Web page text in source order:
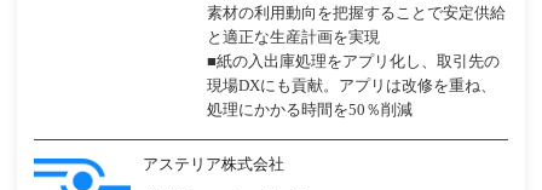
素材の利用動向を把握することで安定供給
と適正な生産計画を実現
■紙の入出庫処理をアプリ化し、取引先の
現場DXにも貢献。アプリは改修を重ね、
処理にかかる時間を50％削減
アステリア株式会社